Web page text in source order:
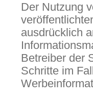
Der Nutzung
ausdrücklich
Betreiber der
Schritte im